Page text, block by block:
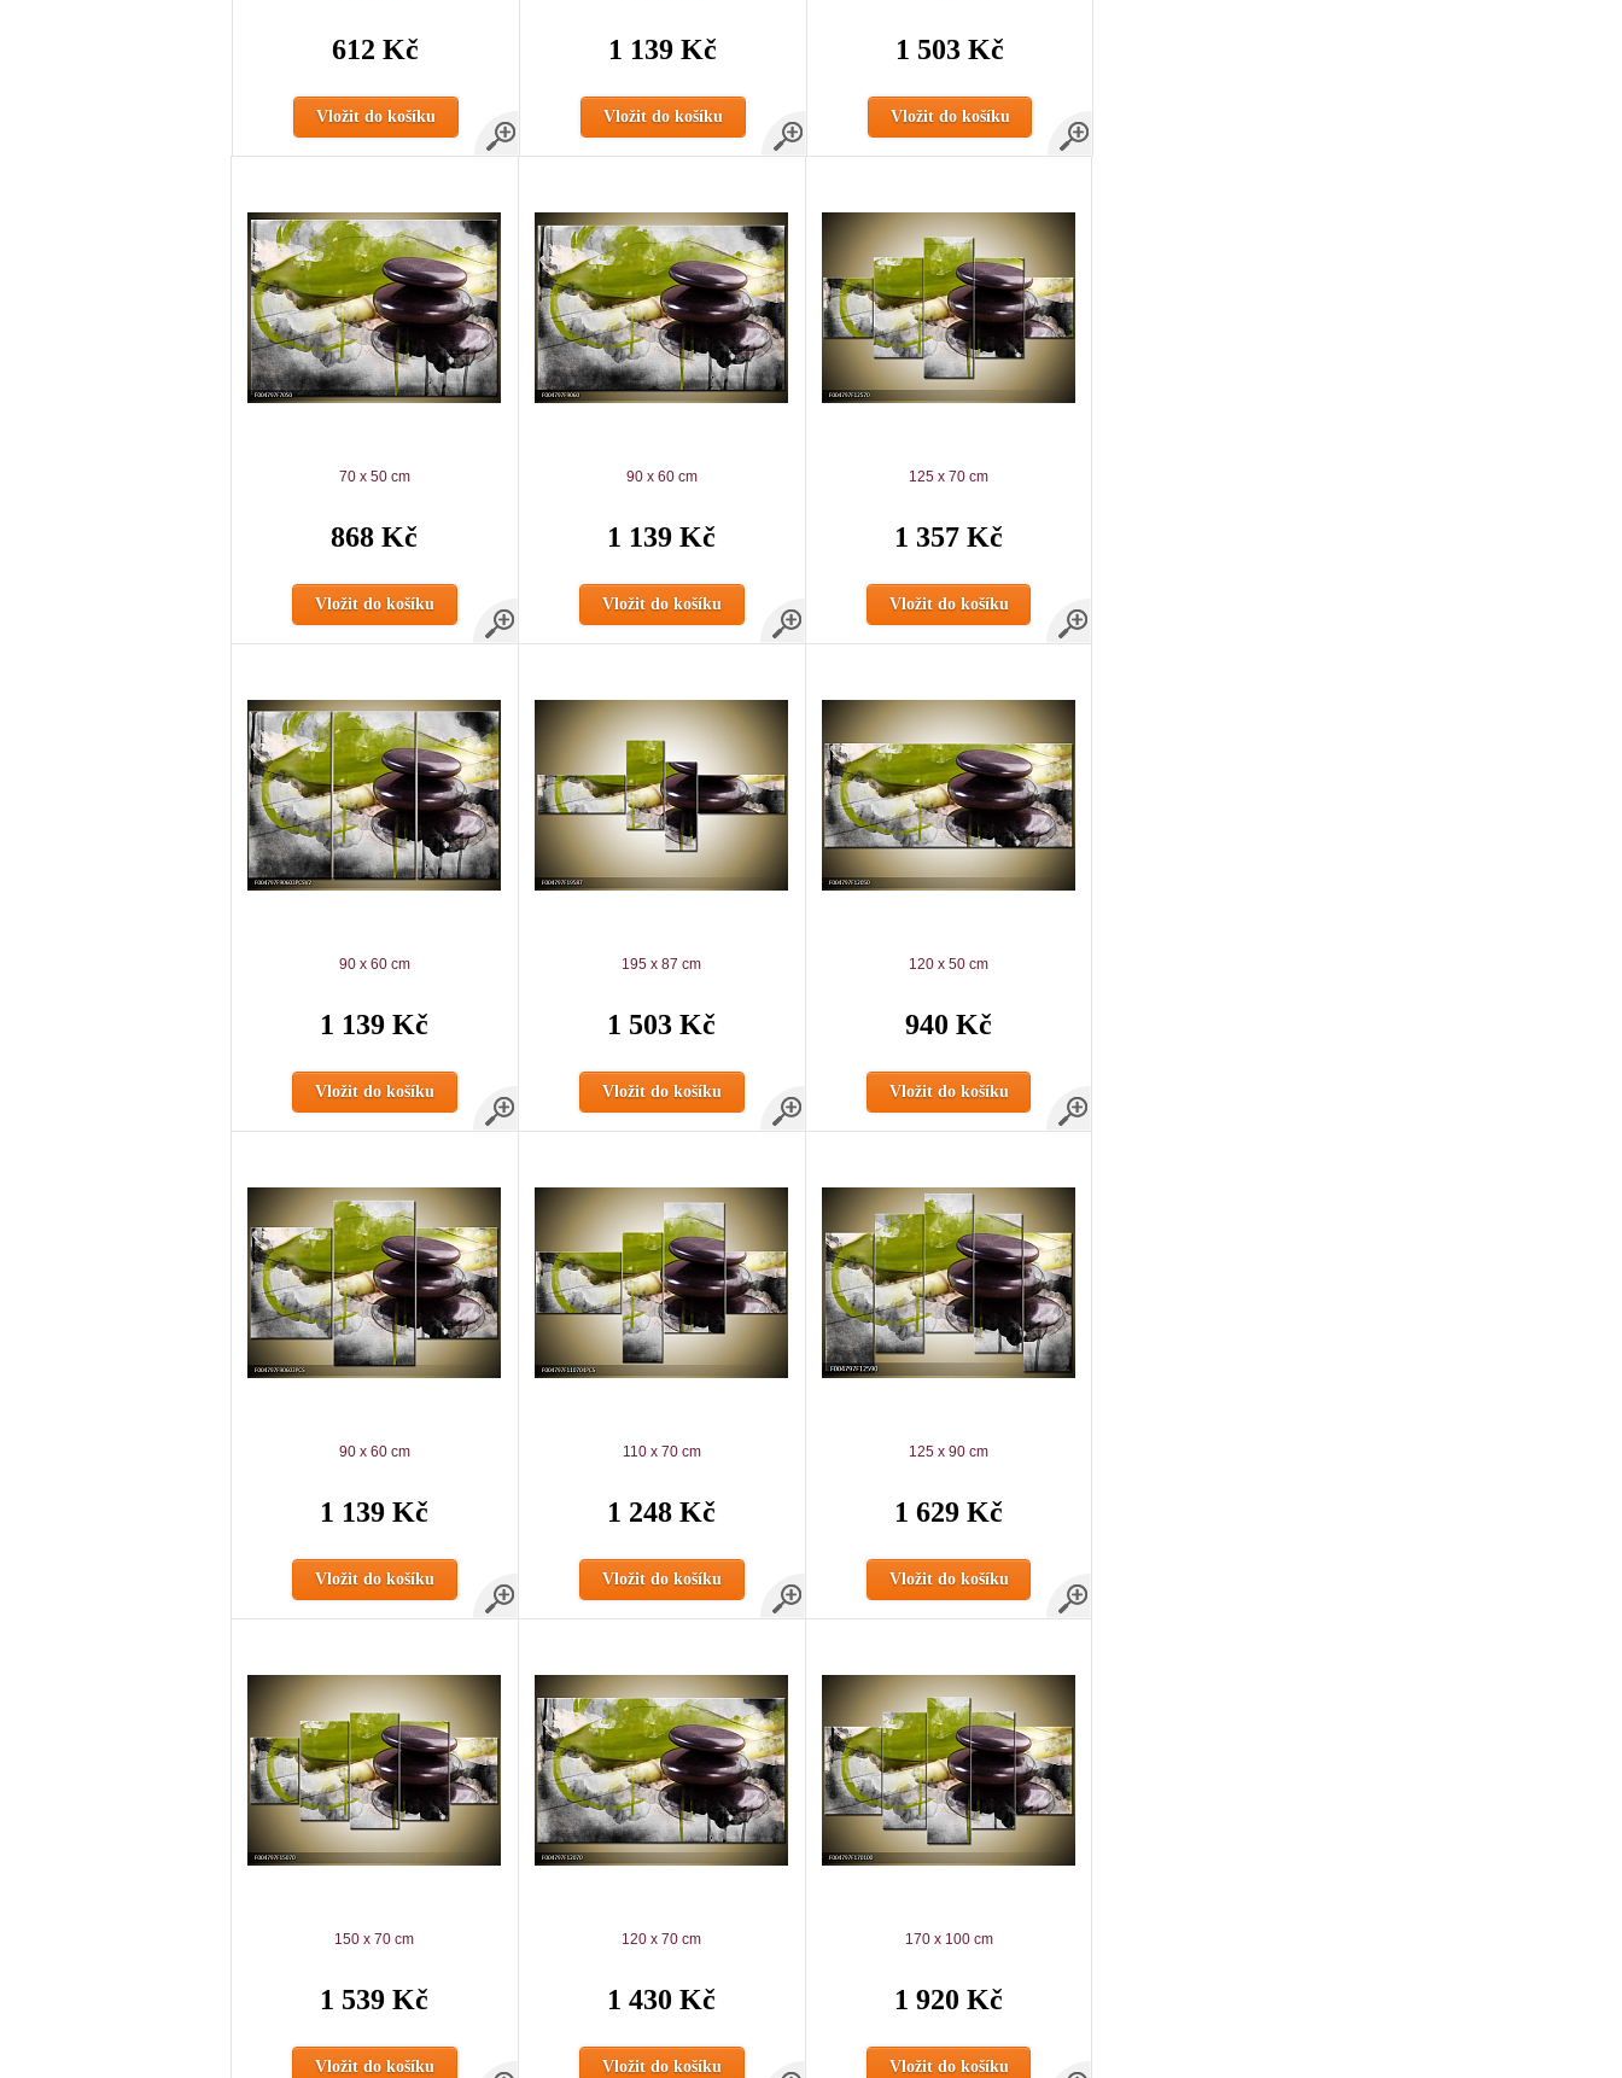
612 Kč
Vložit do košíku
1 139 Kč
Vložit do košíku
1 503 Kč
Vložit do košíku
70 x 50 cm
868 Kč
Vložit do košíku
90 x 60 cm
1 139 Kč
Vložit do košíku
125 x 70 cm
1 357 Kč
Vložit do košíku
90 x 60 cm
1 139 Kč
Vložit do košíku
195 x 87 cm
1 503 Kč
Vložit do košíku
120 x 50 cm
940 Kč
Vložit do košíku
90 x 60 cm
1 139 Kč
Vložit do košíku
110 x 70 cm
1 248 Kč
Vložit do košíku
125 x 90 cm
1 629 Kč
Vložit do košíku
150 x 70 cm
1 539 Kč
Vložit do košíku
120 x 70 cm
1 430 Kč
Vložit do košíku
170 x 100 cm
1 920 Kč
Vložit do košíku